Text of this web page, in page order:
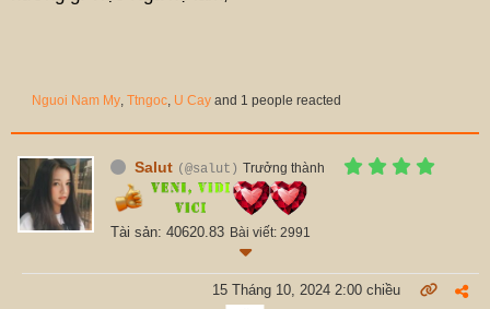
Nguoi Nam My Ttngoc U Cay and 1 people reacted
Salut (@salut) Trưởng thành
Tài sản: 40620.83 Bài viết: 2991
15 Tháng 10, 2024 2:00 chiều